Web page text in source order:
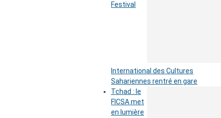
Festival
International des Cultures
Sahariennes rentré en gare
Tchad : le
FICSA met
en lumière